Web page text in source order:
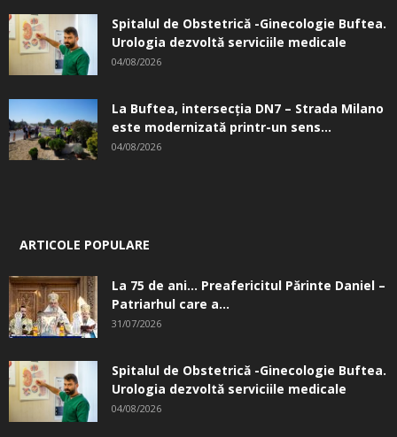
Spitalul de Obstetrică -Ginecologie Buftea.
Urologia dezvoltă serviciile medicale
04/08/2026
La Buftea, intersecţia DN7 – Strada Milano
este modernizată printr-un sens...
04/08/2026
ARTICOLE POPULARE
La 75 de ani… Preafericitul Părinte Daniel –
Patriarhul care a...
31/07/2026
Spitalul de Obstetrică -Ginecologie Buftea.
Urologia dezvoltă serviciile medicale
04/08/2026